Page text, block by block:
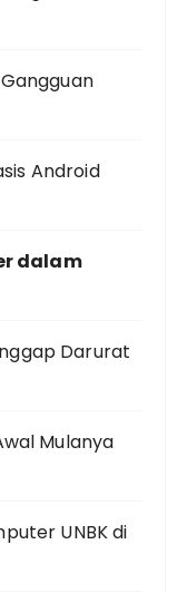
Android
dalam
Darurat
Mulanya
UNBK di